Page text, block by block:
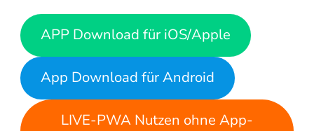
APP Download für iOS/Apple
App Download für Android
LIVE-PWA Nutzen ohne App-